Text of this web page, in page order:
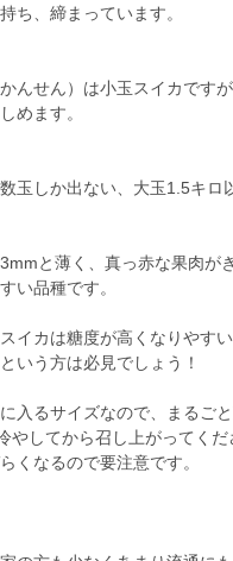
ち、締まっています。
んせん）は小玉スイカです
めます。
玉しか出ない、大玉1.5キロ
と薄く、真っ赤な果肉が
い品種です。
イカは糖度が高くなりやす
いう方は必見でしょう！
入るサイズなので、まるご
やしてから召し上がってくだ
くなるので要注意です。